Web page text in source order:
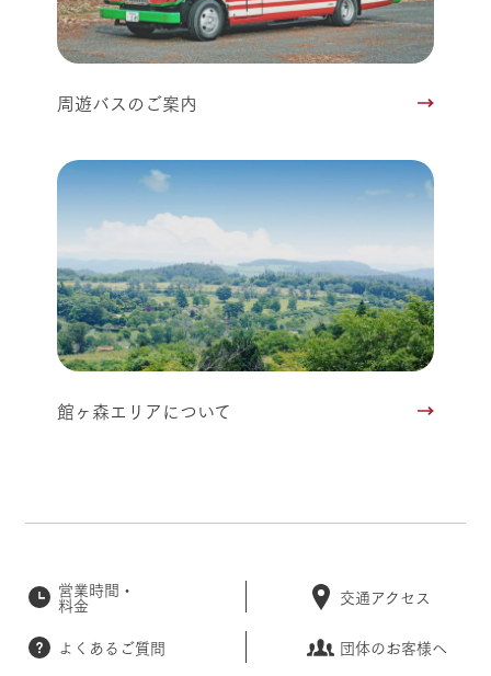
周遊バスのご案内
館ヶ森エリアについて
営業時間・
料金 交通アクセス
よくあるご質問
団体のお客様へ